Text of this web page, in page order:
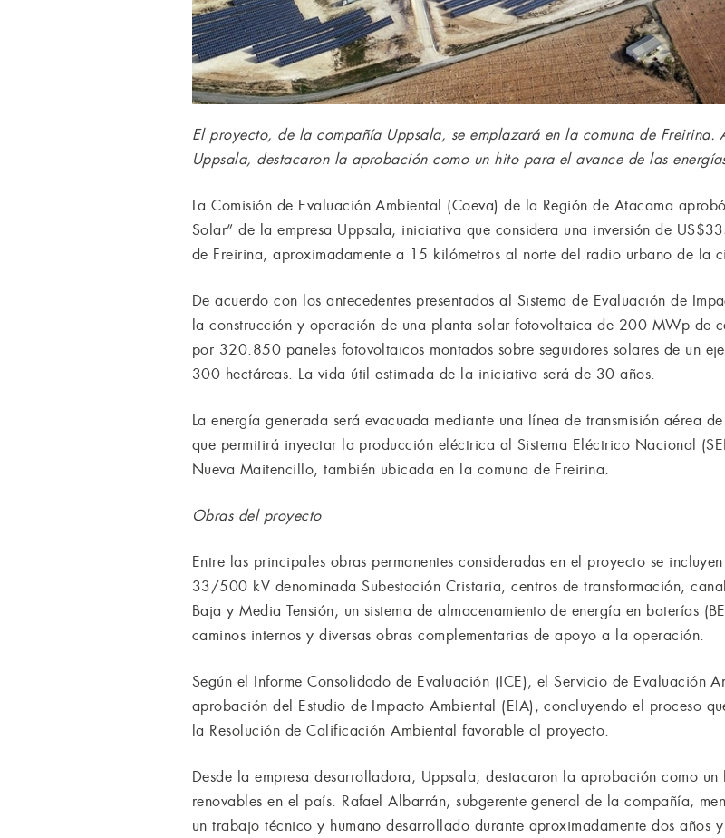
El proyecto, de la compañía Uppsala, se emplazará en la comuna de Freirina.
Uppsala, destacaron la aprobación como un hito para el avance de las
La Comisión de Evaluación Ambiental (Coeva) de la Región de Atacama
Solar” de la empresa Uppsala, iniciativa que considera una inversión de
de Freirina, aproximadamente a 15 kilómetros al norte del radio urbano de la
De acuerdo con los antecedentes presentados al Sistema de Evaluación de
la construcción y operación de una planta solar fotovoltaica de 200 MWp de
por 320.850 paneles fotovoltaicos montados sobre seguidores solares de un
300 hectáreas. La vida útil estimada de la iniciativa será de 30 años.
La energía generada será evacuada mediante una línea de transmisión aérea
que permitirá inyectar la producción eléctrica al Sistema Eléctrico Nacional
Nueva Maitencillo, también ubicada en la comuna de Freirina.
Obras del proyecto
Entre las principales obras permanentes consideradas en el proyecto se
33/500 kV denominada Subestación Cristaria, centros de transformación,
Baja y Media Tensión, un sistema de almacenamiento de energía en baterías
caminos internos y diversas obras complementarias de apoyo a la operación.
Según el Informe Consolidado de Evaluación (ICE), el Servicio de Evaluación
aprobación del Estudio de Impacto Ambiental (EIA), concluyendo el proceso
la Resolución de Calificación Ambiental favorable al proyecto.
Desde la empresa desarrolladora, Uppsala, destacaron la aprobación como
renovables en el país. Rafael Albarrán, subgerente general de la compañía,
un trabajo técnico y humano desarrollado durante aproximadamente dos años